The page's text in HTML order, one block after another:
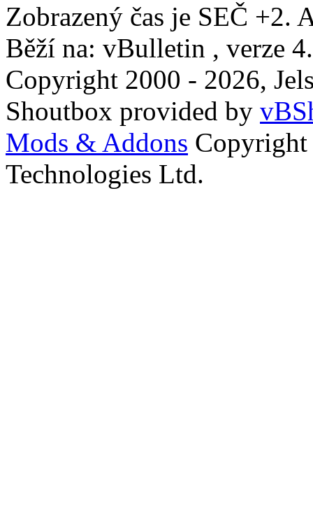
Zobrazený čas je SEČ +2.
Běží na: vBulletin , verze
Copyright 2000 - 2026,
Shoutbox provided by
Mods & Addons
Technologies Ltd.